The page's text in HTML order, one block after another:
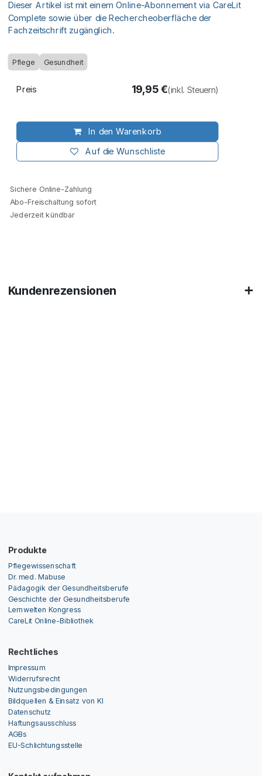
Dieser Artikel ist mit einem Online-Abonnement via CareLit
Complete sowie über die Rechercheoberfläche der
Fachzeitschrift zugänglich.
Pflege Gesundheit
In den Warenkorb
Auf die Wunschliste
Preis 19,95€(inkl. Steuern)
Sichere Online-Zahlung
Abo-Freischaltung sofort
Jederzeit kündbar
Kundenrezensionen
Produkte
Pflegewissenschaft
Dr. med. Mabuse
Pädagogik der Gesundheitsberufe
Geschichte der Gesundheitsberufe
Lernwelten Kongress
CareLit Online-Bibliothek
Rechtliches
Impressum
Widerrufsrecht
Nutzungsbedingungen
Bildquellen & Einsatz von KI
Datenschutz
Haftungsausschluss
AGBs
EU-Schlichtungsstelle